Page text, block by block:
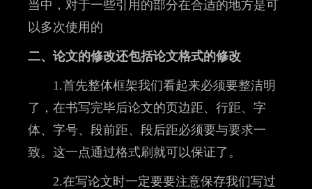
当中，对于一些引用的部分在合适的地方是可
以多次使用的
二、论文的修改还包括论文格式的修改
1.首先整体框架我们看起来必须要整洁明
了，在书写完毕后论文的页边距、行距、字
体、字号、段前距、段后距必须要与要求一
致。这一点通过格式刷就可以保证了。
2.在写论文时一定要要注意保存我们写过